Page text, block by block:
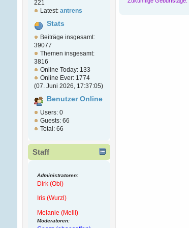
221
Latest: antrens
Stats
Beiträge insgesamt:
39077
Themen insgesamt:
3816
Online Today: 133
Online Ever: 1774
(07. Juni 2026, 17:37:05)
Benutzer Online
Users: 0
Guests: 66
Total: 66
Staff
Administratoren:
Dirk (Obi)
Iris (Wurzl)
Melanie (Melli)
Moderatoren: